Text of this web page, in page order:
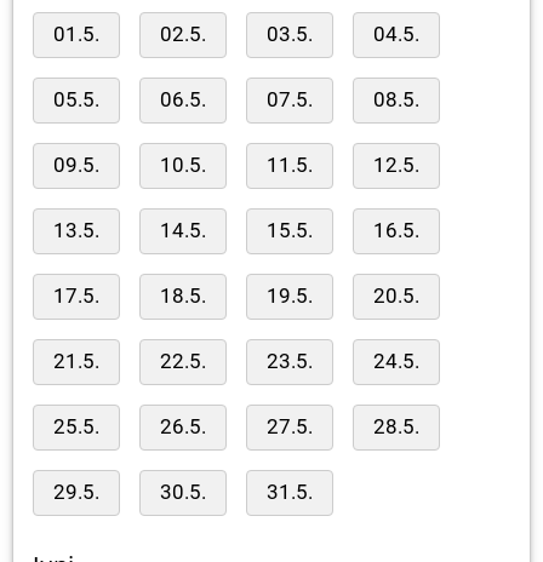
01.5. 02.5. 03.5. 04.5.
05.5. 06.5. 07.5. 08.5.
09.5. 10.5. 11.5. 12.5.
13.5. 14.5. 15.5. 16.5.
17.5. 18.5. 19.5. 20.5.
21.5. 22.5. 23.5. 24.5.
25.5. 26.5. 27.5. 28.5.
29.5. 30.5. 31.5.